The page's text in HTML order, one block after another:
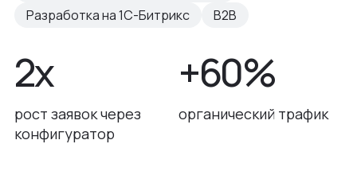
Разработка на 1С-Битрикс
B2B
2х
рост заявок через
конфигуратор
+60%
органический трафик